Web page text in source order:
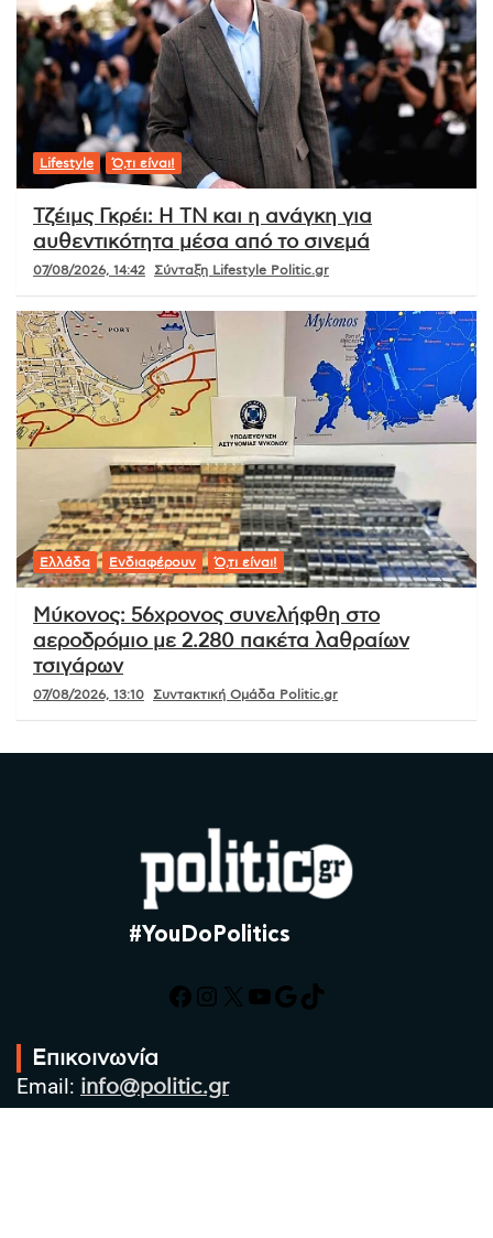
Lifestyle Ό,τι είναι!
Τζέιμς Γκρέι: Η ΤΝ και η ανάγκη για
αυθεντικότητα μέσα από το σινεμά
07/08/2026, 14:42 Σύνταξη Lifestyle Politic.gr
Ελλάδα Ενδιαφέρουν Ό,τι είναι!
Μύκονος: 56χρονος συνελήφθη στο
αεροδρόμιο με 2.280 πακέτα λαθραίων
τσιγάρων
07/08/2026, 13:10 Συντακτική Ομάδα Politic.gr
#YouDoPolitics
Facebook
Instagram
X YouTube
Google
TikTok
Επικοινωνία
Email: info@politic.gr
Τηλ: